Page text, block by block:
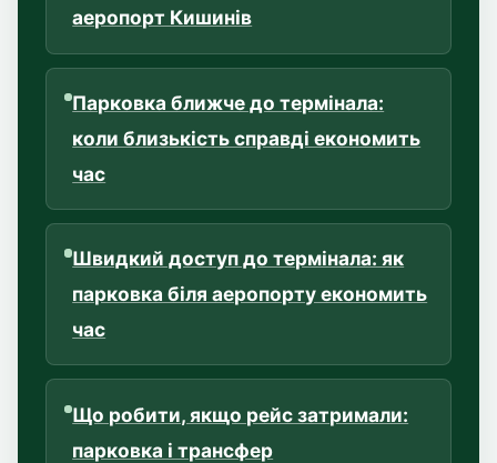
аеропорт Кишинів
Парковка ближче до термінала:
коли близькість справді економить
час
Швидкий доступ до термінала: як
парковка біля аеропорту економить
час
Що робити, якщо рейс затримали:
парковка і трансфер